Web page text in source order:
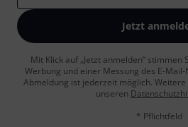
Jetzt
Mit Klick auf „Jetzt anmelden“ stimmen
Werbung und einer Messung des E-
Abmeldung ist jederzeit möglich.
unseren
* Pflichtfeld